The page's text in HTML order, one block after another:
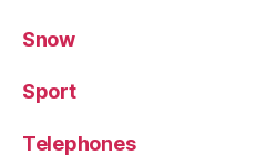
Snow
Sport
Telephones